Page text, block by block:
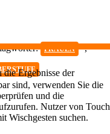
die Ergebnisse der
sind, verwenden Sie die
und die
Nutzer von
Wischgesten suchen.
FRAUEN ,